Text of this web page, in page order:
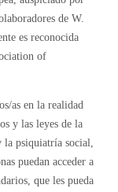
de W.
es reconocida
of
as en la realidad
y las leyes de la
psiquiatría social,
puedan acceder a
que les pueda